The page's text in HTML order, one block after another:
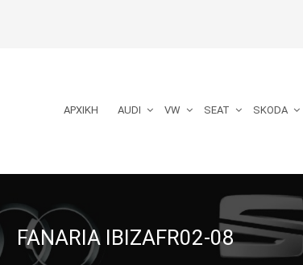
ΑΡΧΙΚΉ AUDI VW SEAT SKODA
FANARIA IBIZAFR02-08